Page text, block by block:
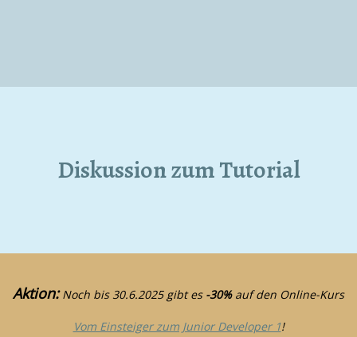
Diskussion zum Tutorial
Aktion:Noch bis 30.6.2025 gibt es -30%auf den Online-Kurs
Vom Einsteiger zum Junior Developer 1!